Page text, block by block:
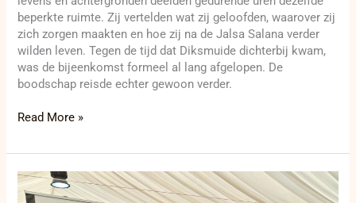
beperkte ruimte. Zij vertelden wat zij geloofden, waarover zij
zich zorgen maakten en hoe zij na de Jalsa Salana verder
wilden leven. Tegen de tijd dat Diksmuide dichterbij kwam,
was de bijeenkomst formeel al lang afgelopen. De
boodschap reisde echter gewoon verder.
Read More »
Internationale
advocaten